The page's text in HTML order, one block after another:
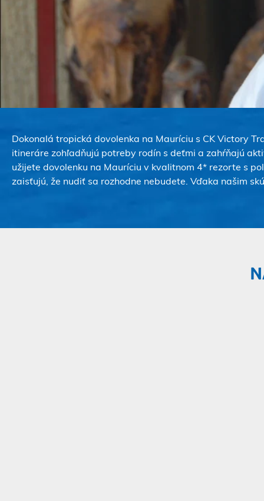
Dokonalá tropická dovolenka na Mauríciu s CK Victory
itineráre zohľadňujú potreby rodín s deťmi a zahŕňajú
užijete dovolenku na Mauríciu v kvalitnom 4* rezorte s
zaisťujú, že nudiť sa rozhodne nebudete. Vďaka našim